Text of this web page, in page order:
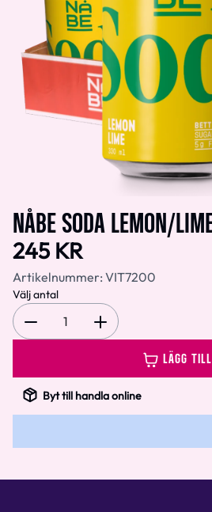
NÅBE SODA LEMON/
245 KR
Artikelnummer: VIT7200
Välj antal
1
LÄGG TILL
Byt till handla online